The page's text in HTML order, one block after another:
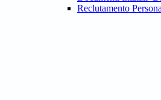
Reclutamento